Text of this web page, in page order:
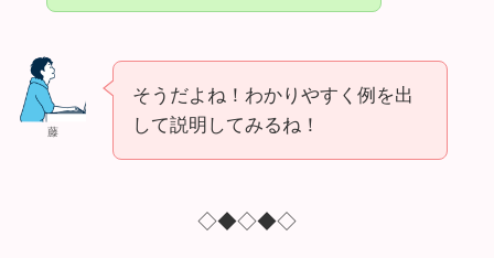
藤
そうだよね！わかりやすく例を出
して説明してみるね！
◇◆◇◆◇